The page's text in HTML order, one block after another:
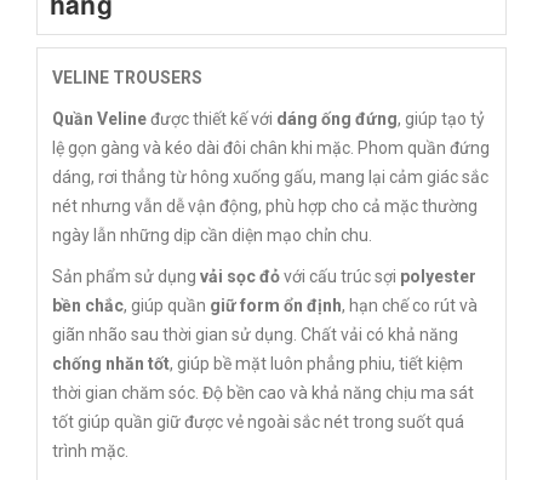
VELINE TROUSERS
Quần Velineđược thiết kế với dáng ống đứng, giúp tạo tỷ
lệ gọn gàng và kéo dài đôi chân khi mặc. Phom quần đứng
dáng, rơi thẳng từ hông xuống gấu, mang lại cảm giác sắc
nét nhưng vẫn dễ vận động, phù hợp cho cả mặc thường
ngày lẫn những dịp cần diện mạo chỉn chu.
Sản phẩm sử dụng vải sọc đỏvới cấu trúc sợi polyester
bền chắc, giúp quần giữ form ổn định, hạn chế co rút và
giãn nhão sau thời gian sử dụng. Chất vải có khả năng
chống nhăn tốt, giúp bề mặt luôn phẳng phiu, tiết kiệm
thời gian chăm sóc. Độ bền cao và khả năng chịu ma sát
tốt giúp quần giữ được vẻ ngoài sắc nét trong suốt quá
trình mặc.